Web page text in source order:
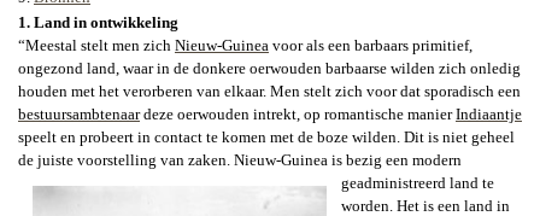
1. Land in ontwikkeling
“Meestal stelt men zich Nieuw-Guinea voor als een barbaars primitief,
ongezond land, waar in de donkere oerwouden barbaarse wilden zich onledig
houden met het verorberen van elkaar. Men stelt zich voor dat sporadisch een
bestuursambtenaardeze oerwouden intrekt, op romantische manierIndiaantje
speelt en probeert in contact te komen met de boze wilden. Dit is niet geheel
de juiste voorstelling van zaken. Nieuw-Guinea is bezig een modern
geadministreerd land te
worden. Het is een land in